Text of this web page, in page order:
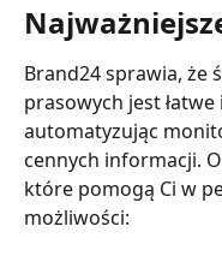
Brand24 sprawia, że
prasowych jest
automatyzując
cennych informacji.
które pomogą Ci w
możliwości: